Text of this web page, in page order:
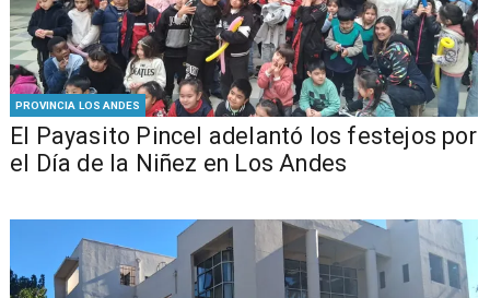
PROVINCIA LOS ANDES
El Payasito Pincel adelantó los festejos por
el Día de la Niñez en Los Andes